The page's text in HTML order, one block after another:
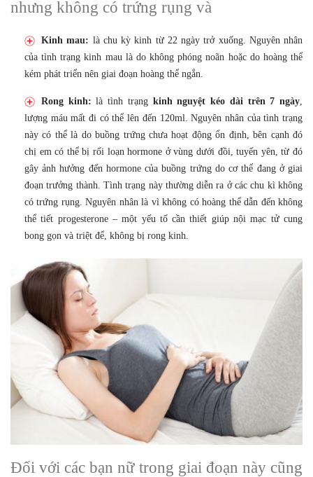
nhưng không có trứng rụng và
Kinh mau: là chu kỳ kinh từ 22 ngày trở xuống. Nguyên nhân
của tình trạng kinh mau là do không phóng noãn hoặc do hoàng thể
kém phát triển nên giai đoạn hoàng thể ngắn.
Rong kinh: là tình trạng kinh nguyệt kéo dài trên 7 ngày
lượng máu mất đi có thể lên đến 120ml. Nguyên nhân của tình trạng
này có thể là do buồng trứng chưa hoạt động ổn định, bên cạnh đó
chị em có thể bị rối loạn hormone ở vùng dưới đồi, tuyến yên, từ đó
gây ảnh hưởng đến hormone của buồng trứng do cơ thể đang ở giai
đoạn trưởng thành. Tình trạng này thường diễn ra ở các chu kì không
có trứng rụng. Nguyên nhân là vì không có hoàng thể dẫn đến không
thể tiết progesterone – một yếu tố cần thiết giúp nội mạc tử cung
bong gọn và triệt để, không bị rong kinh.
Đối với các bạn nữ trong giai đoạn này cũng